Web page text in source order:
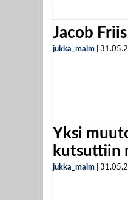
Jacob
jukka_malm
Yksi
kutsuttiin
jukka_malm